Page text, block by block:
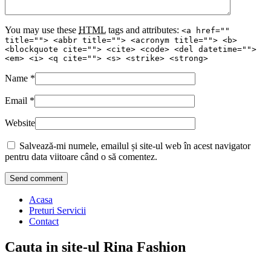
You may use these HTML tags and attributes: <a href=""
title=""> <abbr title=""> <acronym title=""> <b>
<blockquote cite=""> <cite> <code> <del datetime="">
<em> <i> <q cite=""> <s> <strike> <strong>
Name *
Email *
Website
Salvează-mi numele, emailul și site-ul web în acest navigator
pentru data viitoare când o să comentez.
Acasa
Preturi Servicii
Contact
Cauta in site-ul Rina Fashion